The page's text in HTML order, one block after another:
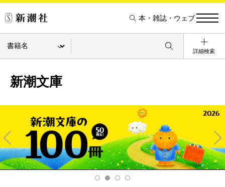
本・雑誌・ウェブ
詳細検索
新潮文庫
Pre
v
Ne
xt